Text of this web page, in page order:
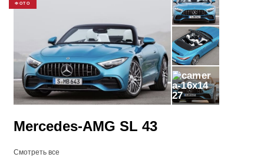
ФОТО
27
Mercedes-AMG SL 43
Смотреть все